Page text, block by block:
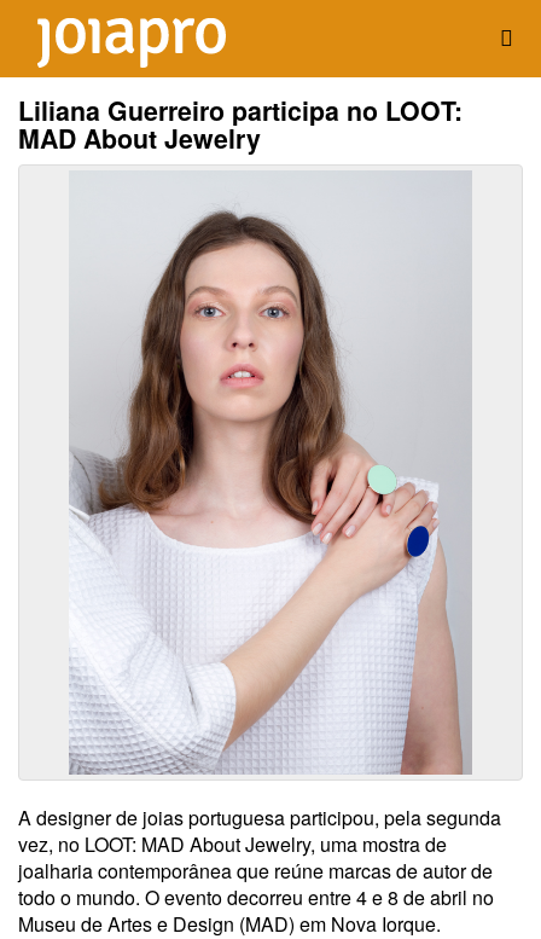
Liliana Guerreiro participa no LOOT:
MAD About Jewelry
A designer de joias portuguesa participou, pela segunda
vez, no LOOT: MAD About Jewelry, uma mostra de
joalharia contemporânea que reúne marcas de autor de
todo o mundo. O evento decorreu entre 4 e 8 de abril no
Museu de Artes e Design (MAD) em Nova Iorque.